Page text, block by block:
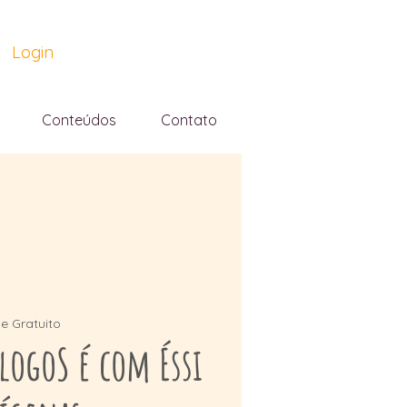
Login
Conteúdos Contato
Gratuito
é com Éssi